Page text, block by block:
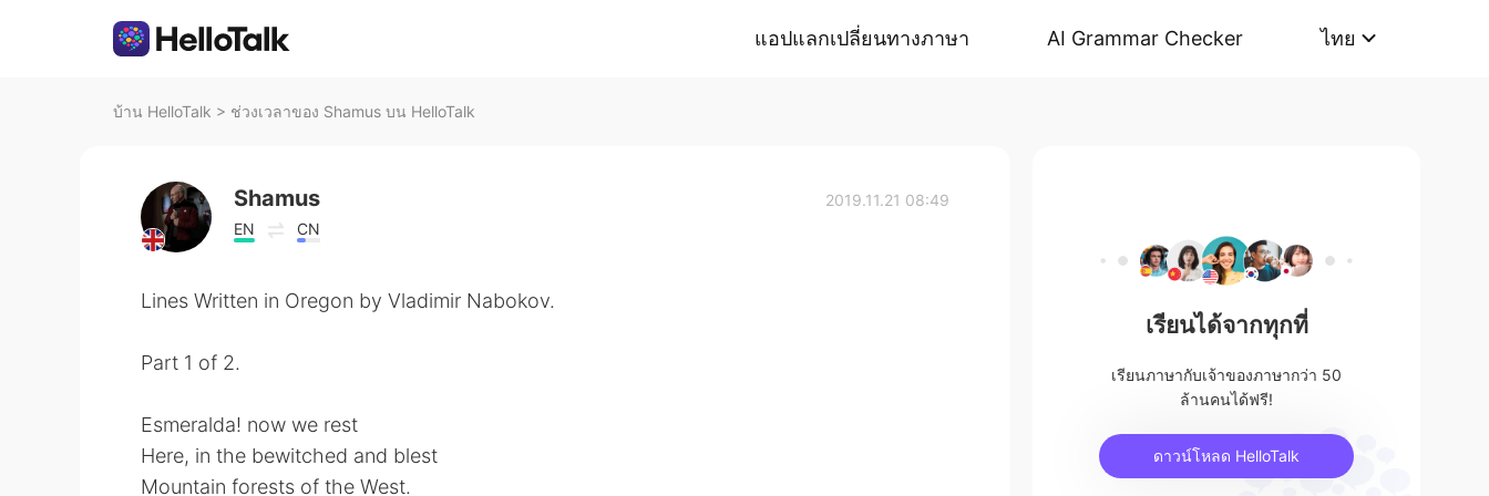
แอปแลกเปลี่ยนทางภาษา AI Grammar Checker ไทย
บ้าน HelloTalk > ช่วงเวลาของ Shamus บน HelloTalk
Shamus
EN CN
2019.11.21 08:49
Lines Written in Oregon by Vladimir Nabokov.
Part 1 of 2.
Esmeralda! now we rest
Here, in the bewitched and blest
Mountain forests of the West.
เรียนได้จากทุกที่
เรียนภาษากับเจ้าของภาษากว่า 50
ล้านคนได้ฟรี!
ดาวน์โหลด HelloTalk